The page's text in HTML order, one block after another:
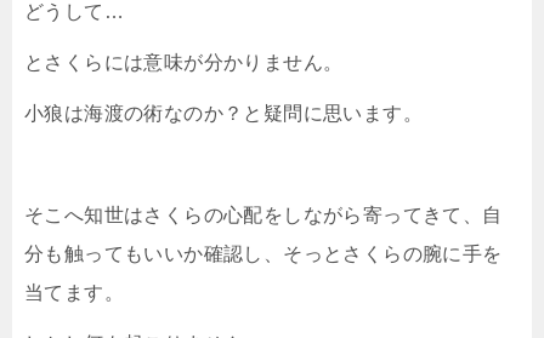
どうして…
とさくらには意味が分かりません。
小狼は海渡の術なのか？と疑問に思います。
そこへ知世はさくらの心配をしながら寄ってきて、自
分も触ってもいいか確認し、そっとさくらの腕に手を
当てます。